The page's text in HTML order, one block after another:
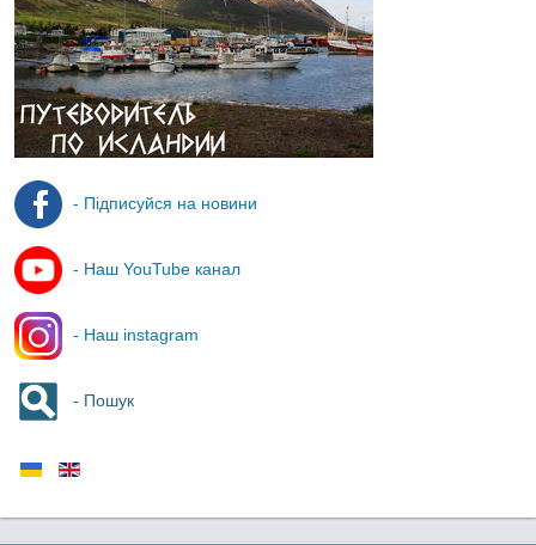
- Підписуйся на новини
- Наш YouTube канал
- Наш instagram
- Пошук